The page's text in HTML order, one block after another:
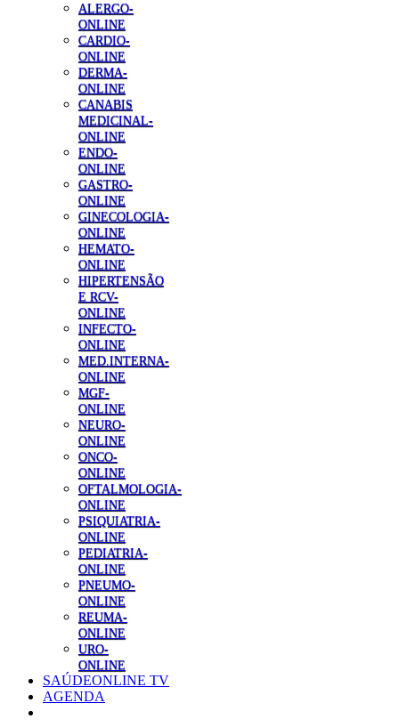
ALERGO-
ONLINE
CARDIO-
ONLINE
DERMA-
ONLINE
CANABIS
MEDICINAL-
ONLINE
ENDO-
ONLINE
GASTRO-
ONLINE
GINECOLOGIA-
ONLINE
HEMATO-
ONLINE
HIPERTENSÃO
E RCV-
ONLINE
INFECTO-
ONLINE
MED.INTERNA-
ONLINE
MGF-
ONLINE
NEURO-
ONLINE
ONCO-
ONLINE
OFTALMOLOGIA-
ONLINE
PSIQUIATRIA-
ONLINE
PEDIATRIA-
ONLINE
PNEUMO-
ONLINE
REUMA-
ONLINE
URO-
ONLINE
SAÚDEONLINE TV
AGENDA